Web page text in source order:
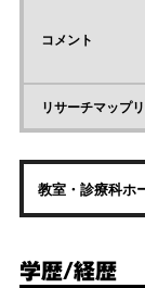
コメント
リサーチマップ
教室・診療科ホ
学歴/経歴